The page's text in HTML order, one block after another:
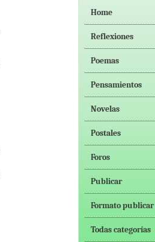
Home
Reflexiones
Poemas
Pensamientos
Novelas
Postales
Foros
Publicar
Formato publicar
Todas categorías